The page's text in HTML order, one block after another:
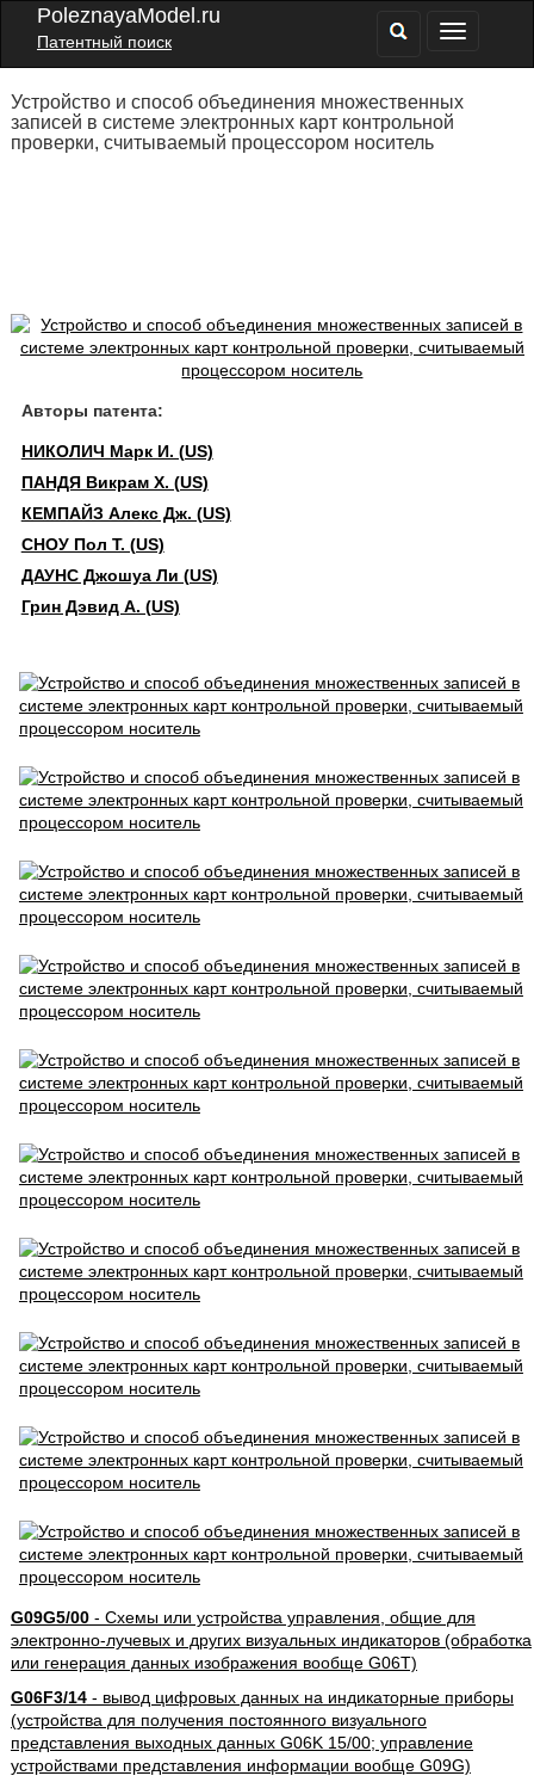
PoleznayaModel.ru
Патентный поиск
Устройство и способ объединения множественных
записей в системе электронных карт контрольной
проверки, считываемый процессором носитель
Авторы патента:
НИКОЛИЧ Марк И. (US)
ПАНДЯ Викрам Х. (US)
КЕМПАЙЗ Алекс Дж. (US)
СНОУ Пол Т. (US)
ДАУНС Джошуа Ли (US)
Грин Дэвид А. (US)
G09G5/00- Схемы или устройства управления, общие для
электронно-лучевых и других визуальных индикаторов (обработка
или генерация данных изображения вообще G06T)
G06F3/14- вывод цифровых данных на индикаторные приборы
(устройства для получения постоянного визуального
представления выходных данных G06K 15/00; управление
устройствами представления информации вообще G09G)